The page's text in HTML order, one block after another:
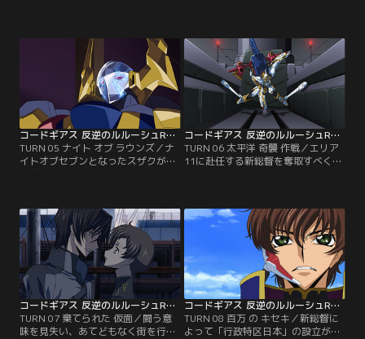
えていた黒の騎士団主要メンバーの
処刑を通告するブリタニア軍。その
処刑までに残された時間は後わずか
だが、監視の目があるために自由に
動けないルルーシュは…。【提供：
バンダイチャンネル】
ギルフォードの前に、ついにゼロが
姿を現して…。【提供：バンダイチ
ャンネル】
コードギアス 反逆のルルーシュR2 第05話
TURN 05 ナイト オブ ラウンズ／ナ
イトオブセブンとなったスザクが、
再びアッシュフォード学園に現れ
げる。そこに、現れるブリタニア皇
帝直属の騎士「ナイトオブラウン
ズ」のジノ・ヴァインベルグとアー
ニャ・アールストレイム。【提供：
バンダイチャンネル】
コードギアス 反逆のルルーシュR2 第06話
TURN 06 太平洋 奇襲 作戦／エリア
11に赴任する新総督を奪取すべく、
戦は騎士団の完全勝利に終わるかに
思われた。だがその時、空戦使用の
ナイトメア部隊が伏兵として現れ
る。【提供：バンダイチャンネル】
コードギアス 反逆のルルーシュR2 第07話
TURN 07 棄てられた 仮面／闘う意
味を見失い、あてどもなく街を行く
コードギアス 反逆のルルーシュR2 第08話
TURN 08 百万 の キセキ／新総督に
よって「行政特区日本」の設立が宣